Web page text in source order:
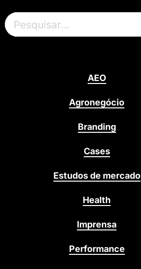
AEO
Agronegócio
Branding
Cases
Estudos de mercado
Health
Imprensa
Performance